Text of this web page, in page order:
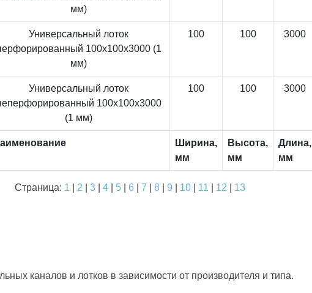
мм)
Универсальный лоток
100x100x3000 (1
мм)
100 100 3000
Универсальный лоток
100x100x3000
(1 мм)
100 100 3000
Ширина,
мм
Высота,
мм
Длина,
мм
Страница: 1 2 3| 4| 5| 6 7 8| 9 10| 11 12 13
каналов и лотков в зависимости от производителя и типа.